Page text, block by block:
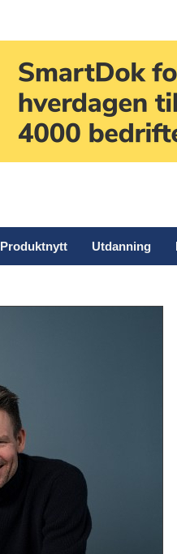
Produktnytt Utdanning